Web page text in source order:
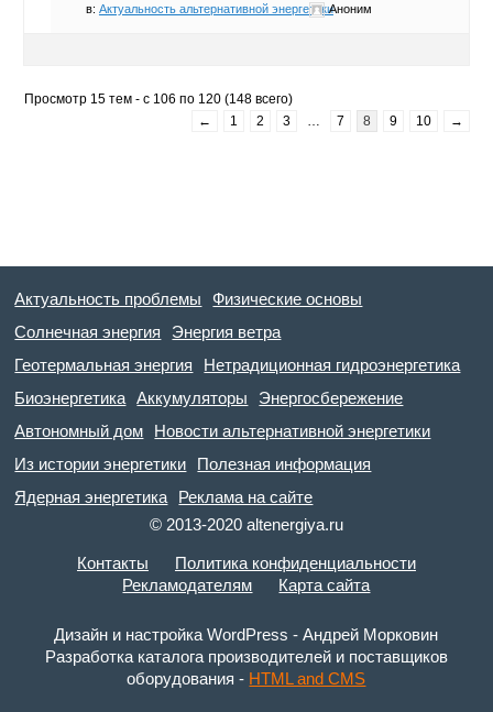
в: Актуальность альтернативной энергетикиАноним
Просмотр 15 тем - с 106 по 120 (148 всего)
←
1 2 3 7 8 9 10 →
Актуальность проблемы
Физические основы
Солнечная энергия
Энергия ветра
Геотермальная энергия
Нетрадиционная гидроэнергетика
Биоэнергетика
Аккумуляторы
Энергосбережение
Автономный дом
Новости альтернативной энергетики
Из истории энергетики
Полезная информация
Ядерная энергетика
Реклама на сайте
© 2013-2020 altenergiya.ru
Контакты
Политика конфиденциальности
Рекламодателям
Карта сайта
Дизайн и настройка WordPress - Андрей Морковин
Разработка каталога производителей и поставщиков
оборудования - HTML and CMS